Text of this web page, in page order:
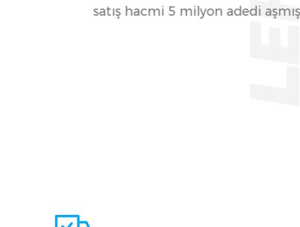
değişime öncülük etti ve yurtdışı